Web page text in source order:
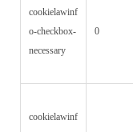
cookielawinf
o-checkbox-
necessary
0
cookielawinf